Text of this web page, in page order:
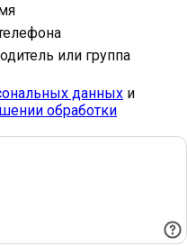
или группа
данных и
обработки